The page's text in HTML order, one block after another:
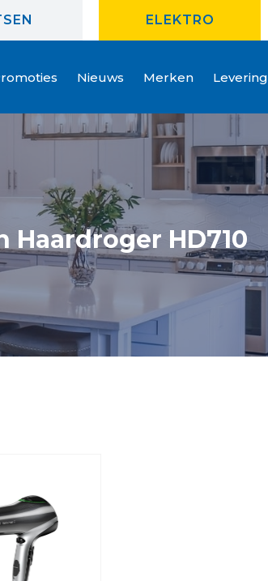
ELEKTRO
Nieuws Merken Levering
Haardroger HD710